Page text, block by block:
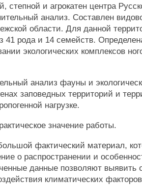
степной и агрокатен центра
анализ. Составлен
области. Для данной
41 рода и 14 семейств.
экологических комплексов
анализ фауны и
заповедных территорий и
нагрузке.
значение работы.
фактический материал,
о распространении и
данные позволяют выявить
климатических